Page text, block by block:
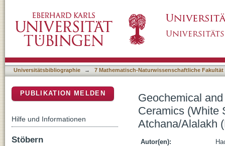
and Monochrome) from Tell Atchana/
Universitätsbibliographie → 7 Mathematisch-Naturwissenschaftliche Fakultät
Geochemical
Ceramics (White
Atchana/Alalakh
Autor(en):
PUBLIKATION MELDEN
Hilfe und Informationen
Stöbern